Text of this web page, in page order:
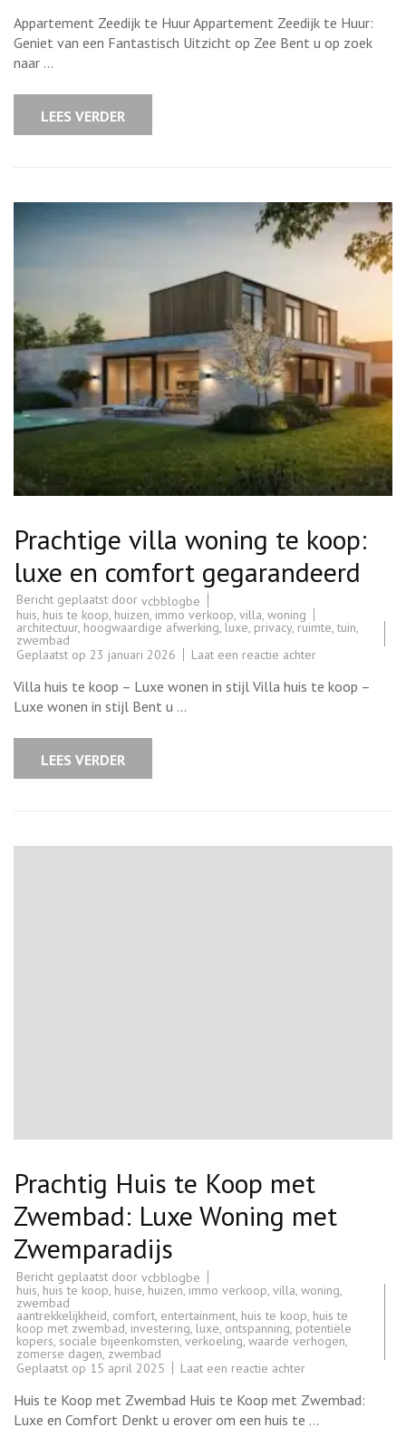
Appartement
aan
de
Zeedijk
Appartement Zeedijk te Huur Appartement Zeedijk te Huur:
Geniet van een Fantastisch Uitzicht op Zee Bent u op zoek
naar …
LEES VERDER
Prachtige villa woning te koop:
luxe en comfort gegarandeerd
Bericht geplaatst door vcbblogbe
huis, huis te koop, huizen, immo verkoop, villa, woning
architectuur, hoogwaardige afwerking, luxe, privacy, ruimte,tuin,
zwembad
Geplaatst op 23 januari 2026 Laat een reactie achterop
villa
woning
Villa huis te koop – Luxe wonen in stijl Villa huis te koop –
Luxe wonen in stijl Bent u …
LEES VERDER
Prachtig Huis te Koop met
Zwembad: Luxe Woning met
Zwemparadijs
Bericht geplaatst door vcbblogbe
huis, huis te koop, huise, huizen, immo verkoop, villa, woning,
zwembad
aantrekkelijkheid, comfort, entertainment, huis te koop, huis te
koop met zwembad, investering, luxe, ontspanning, potentiële
kopers, sociale bijeenkomsten,verkoeling, waarde verhogen,
zomerse dagen, zwembad
Geplaatst op 15 april 2025 Laat een reactie achterop
Huis
te
met
Huis te Koop met Zwembad Huis te Koop met Zwembad:
Luxe en Comfort Denkt u erover om een huis te …